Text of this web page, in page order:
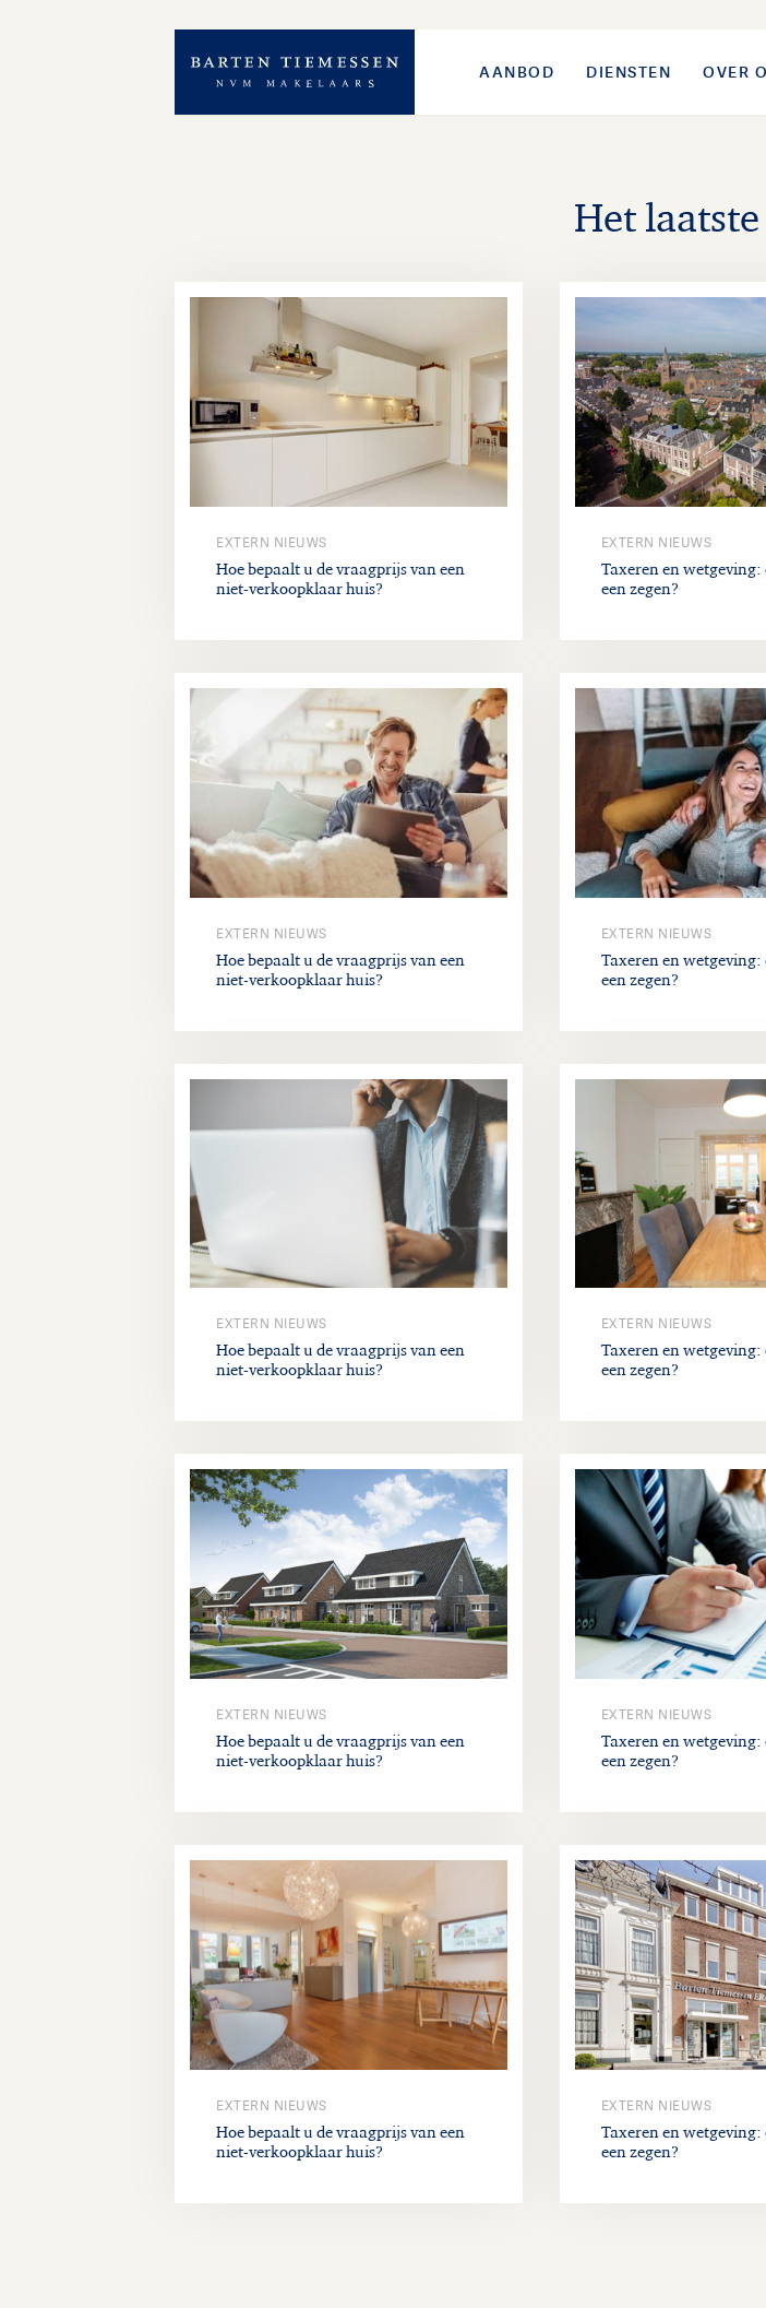
AANBOD DIENSTEN OVER
Het
EXTERN NIEUWS
Hoe bepaalt u de vraagprijs van een
niet-verkoopklaar huis?
EXTERN NIEUWS
Taxeren en wetgeving:
een zegen?
EXTERN NIEUWS
Hoe bepaalt u de vraagprijs van een
niet-verkoopklaar huis?
EXTERN NIEUWS
Taxeren en wetgeving:
een zegen?
EXTERN NIEUWS
Hoe bepaalt u de vraagprijs van een
niet-verkoopklaar huis?
EXTERN NIEUWS
Taxeren en wetgeving:
een zegen?
EXTERN NIEUWS
Hoe bepaalt u de vraagprijs van een
niet-verkoopklaar huis?
EXTERN NIEUWS
Taxeren en wetgeving:
een zegen?
EXTERN NIEUWS
Hoe bepaalt u de vraagprijs van een
niet-verkoopklaar huis?
EXTERN NIEUWS
Taxeren en wetgeving:
een zegen?